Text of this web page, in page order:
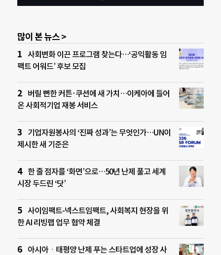
많이 본 뉴스 >
사회변화 이끈 프로그램 찾는다…‘공익활동 임
팩트 어워드’ 후보 모집
버릴 뻔한 커튼·쿠션에 새 가치…이케아에 들어
온 사회적기업 재봉 서비스
기업자원봉사의 ‘진짜 성과’는 무엇인가…UN이
제시한 새 기준은
한 줄 점자를 ‘화면’으로…50년 난제 풀고 세계
시장 두드린 ‘닷’
사이임팩트-넥스트임팩트, 사회복지 현장을 위
한 AI 리빙랩 업무 협약 체결
아시아ㆍ태평양 난제 푸는 스타트업에 성장 사